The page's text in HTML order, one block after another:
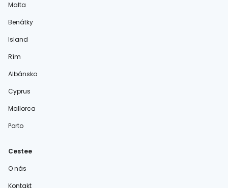
Malta
Benátky
Island
Rím
Albánsko
Cyprus
Mallorca
Porto
Cestee
O nás
Kontakt